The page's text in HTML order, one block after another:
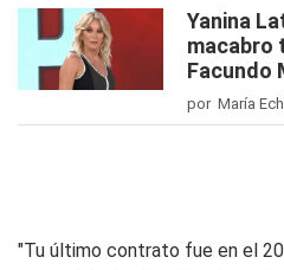
Yanina
macabro
Facundo
por María
"Tu último contrato fue en el